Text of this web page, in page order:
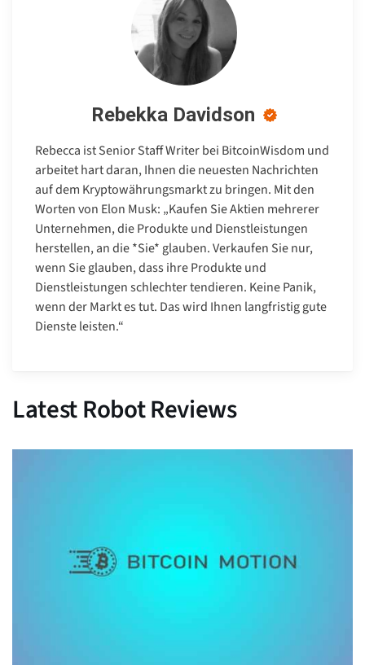
Rebekka Davidson
Rebecca ist Senior Staff Writer bei BitcoinWisdom und
arbeitet hart daran, Ihnen die neuesten Nachrichten
auf dem Kryptowährungsmarkt zu bringen. Mit den
Worten von Elon Musk: „Kaufen Sie Aktien mehrerer
Unternehmen, die Produkte und Dienstleistungen
herstellen, an die *Sie* glauben. Verkaufen Sie nur,
wenn Sie glauben, dass ihre Produkte und
Dienstleistungen schlechter tendieren. Keine Panik,
wenn der Markt es tut. Das wird Ihnen langfristig gute
Dienste leisten.“
Latest Robot Reviews